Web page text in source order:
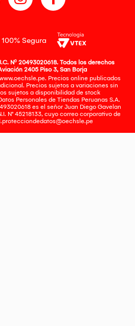
Segura
Nº 20493020618. Todos los derechos
2405 Piso 3, San Borja
Precios online publicados
Precios sujetos a variaciones sin
sujetos a disponibilidad de stock
Personales de Tiendas Peruanas S.A.
es el señor Juan Diego Gavelan
N° 45218133, cuyo correo corporativo de